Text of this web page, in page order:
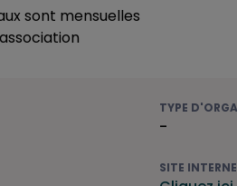
sont mensuelles
TYPE
-
SITE